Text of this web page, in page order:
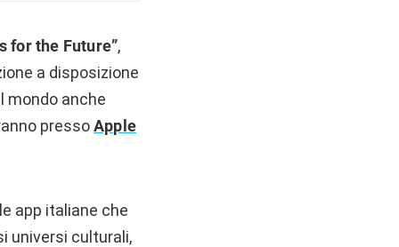
for the Future”,
a disposizione
mondo anche
pressoApple
app italiane che
universi culturali,